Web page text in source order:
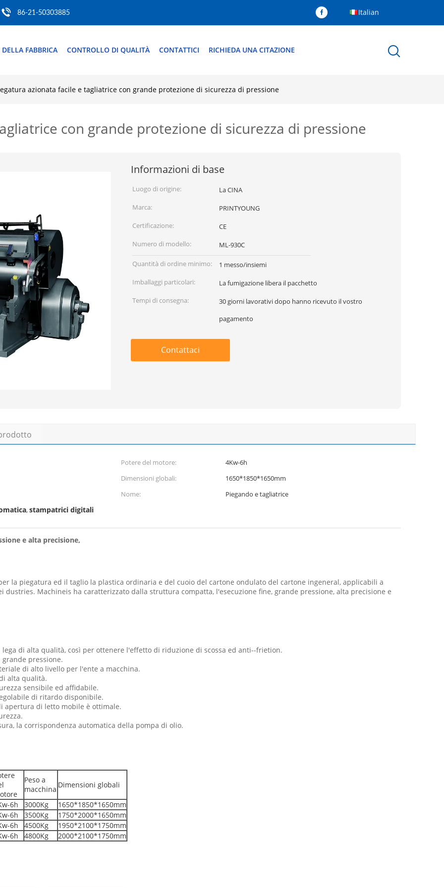
86-21-50303885 Italian
FABBRICA CONTROLLO DI QUALITÀ CONTATTICI RICHIEDA UNA CITAZIONE
azionata facile e tagliatrice con grande protezione di sicurezza di pressione
con grande protezione di sicurezza di pressione
Informazioni di base
Luogo di origine:
La CINA
Marca:
PRINTYOUNG
Certificazione:
CE
Numero di modello:
ML-930C
Quantità di ordine minimo:
1 messo/insiemi
Imballaggi particolari:
La fumigazione libera il pacchetto
Tempi di consegna:
30 giorni lavorativi dopo hanno ricevuto il vostro
pagamento
Contattaci
Potere del motore:
4Kw-6h
Dimensioni globali:
1650*1850*1650mm
Nome:
Piegando e tagliatrice
,stampatrici digitali
e alta precisione,
la piegatura ed il taglio la plastica ordinaria e del cuoio del cartone ondulato del cartone ingeneral, applicabili a
Machineis ha caratterizzato dalla struttura compatta, l'esecuzione fine, grande pressione, alta precisione e
di alta qualità, così per ottenere l'effetto di riduzione di scossa ed anti--frietion.
pressione.
di alto livello per l'ente a macchina.
alta qualità.
sensibile ed affidabile.
di ritardo disponibile.
apertura di letto mobile è ottimale.
la corrispondenza automatica della pompa di olio.
Peso a
macchina Dimensioni globali
6h 3000Kg
1650*1850*1650mm
6h
3500Kg
1750*2000*1650mm
6h
4500Kg
1950*2100*1750mm
6h
4800Kg 2000*2100*1750mm